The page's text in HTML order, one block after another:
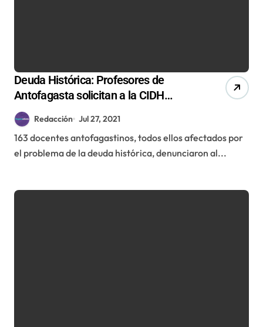
Deuda Histórica: Profesores de
Antofagasta solicitan a la CIDH
acelerar revisión de su caso
Redacción Jul 27, 2021
163 docentes antofagastinos, todos ellos afectados por
el problema de la deuda histórica, denunciaron al...